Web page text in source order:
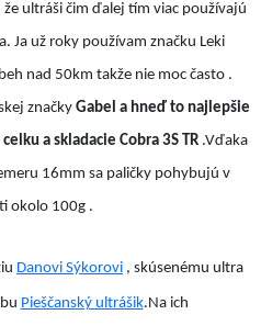
ultráši čim ďalej tím viac používajú
Ja už roky používam značku Leki
nad 50km takže nie moc často .
značky Gabel a hneď to najlepšie
a skladacie Cobra 3S TR .Vďaka
16mm sa paličky pohybujú v
okolo 100g .
Danovi Sýkorovi , skúsenému ultra
Pieščanský ultrášik.Na ich